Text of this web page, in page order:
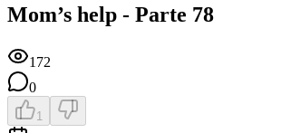
Mom’s help - Parte 78
172
0
1